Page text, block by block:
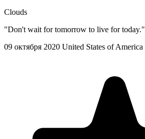
Clouds
"Don't wait for tomorrow to live for today."
09 октября 2020 United States of America